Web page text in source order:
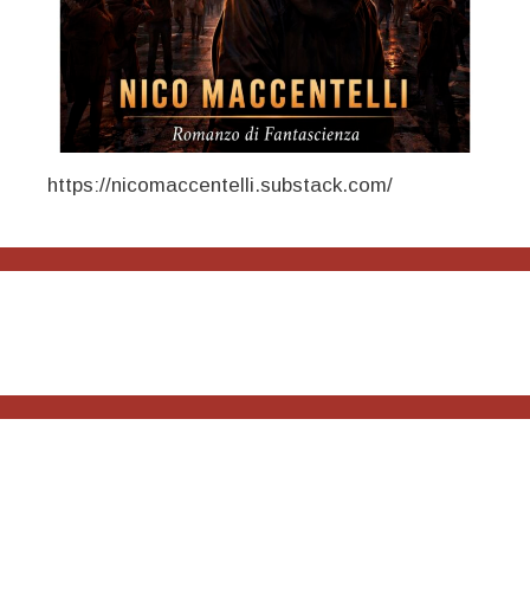
https://nicomaccentelli.substack.com/